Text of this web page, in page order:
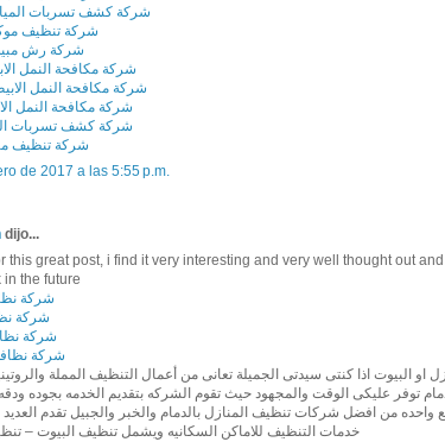
شركة كشف تسربات
شركة تنظيف
شركة رش
شركة مكافحة النمل
شركة مكافحة النمل
شركة مكافحة النمل
شركة كشف تسربات
شركة تنظيف
de 2017 a las 5:55 p.m.
dijo...
this great post, i find it very interesting and very well thought out
in the future
شركة
شركة
شركة
شركة
البيوت اذا كنتى سيدتى الجميلة تعانى من أعمال التنظيف المملة
توفر عليكى الوقت والمجهود حيث تقوم الشركه بتقديم الخدمه بجوده ودقه
واحده من افضل شركات تنظيف المنازل بالدمام والخبر والجبيل تقدم العديد
خدمات التنظيف للاماكن السكانيه ويشمل تنظيف البيوت –